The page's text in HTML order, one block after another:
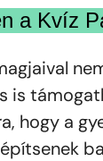
a Kvíz
is
hogy a